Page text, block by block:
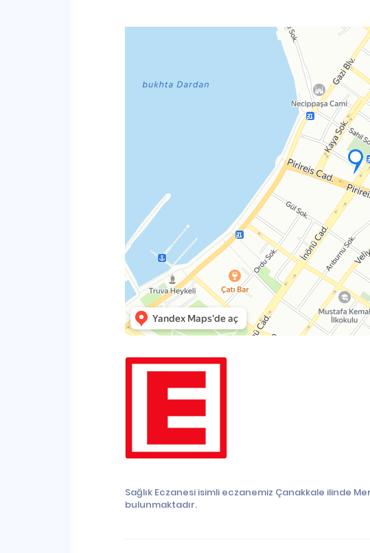
Sağlık Eczanesi isimli eczanemiz Çanakkale ilinde
bulunmaktadır.